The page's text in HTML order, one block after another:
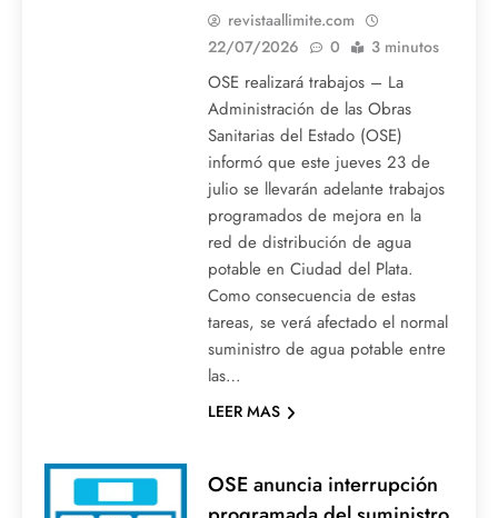
revistaallimite.com
22/07/2026
0 3 minutos
OSE realizará trabajos – La
Administración de las Obras
Sanitarias del Estado (OSE)
informó que este jueves 23 de
julio se llevarán adelante trabajos
programados de mejora en la
red de distribución de agua
potable en Ciudad del Plata.
Como consecuencia de estas
tareas, se verá afectado el normal
suministro de agua potable entre
las…
LEER MAS
OSE anuncia interrupción